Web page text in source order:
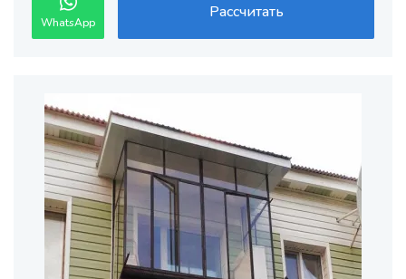
WhatsApp
Рассчитать